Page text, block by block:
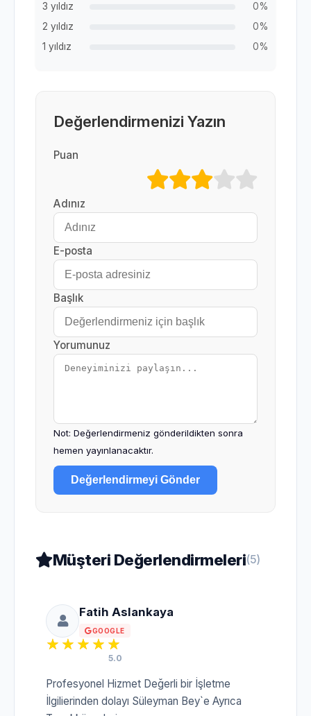
3 yıldız
0%
2 yıldız
0%
1 yıldız
0%
Değerlendirmenizi Yazın
Puan
Adınız
E-posta
Başlık
Yorumunuz
Not: Değerlendirmeniz gönderildikten sonra
hemen yayınlanacaktır.
Değerlendirmeyi Gönder
Müşteri Değerlendirmeleri(5)
Fatih Aslankaya
GOOGLE
5.0
Profesyonel Hizmet Değerli bir İşletme
İlgilierinden dolayı Süleyman Bey`e Ayrıca